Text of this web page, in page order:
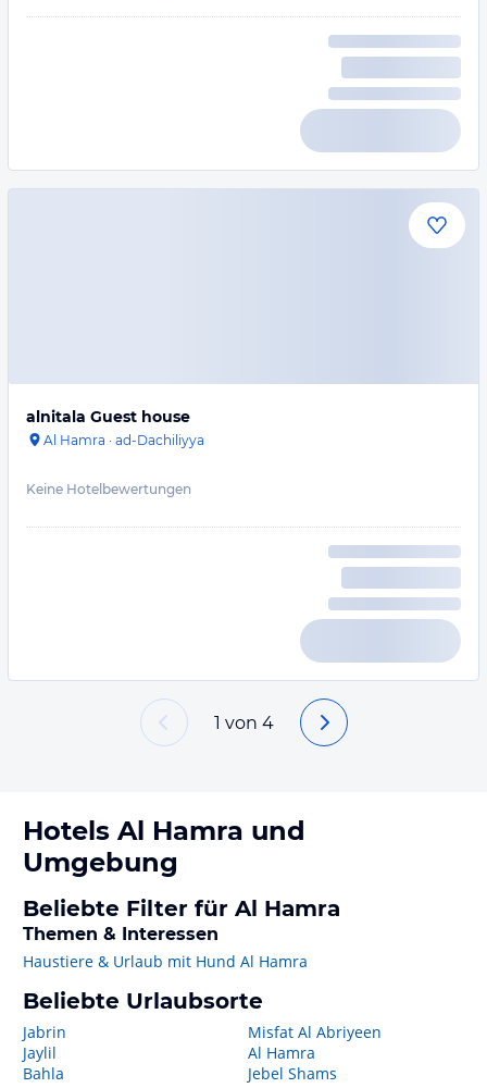
alnitala Guest house
Al Hamra · ad-Dachiliyya
Keine Hotelbewertungen
1 von 4
Hotels Al Hamra und
Umgebung
Beliebte Filter für Al Hamra
Themen & Interessen
Haustiere & Urlaub mit Hund Al Hamra
Beliebte Urlaubsorte
Jabrin
Jaylil
Bahla
Misfat Al Abriyeen
Al Hamra
Jebel Shams